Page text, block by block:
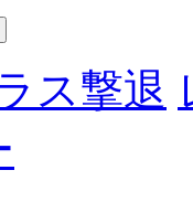
ス撃退